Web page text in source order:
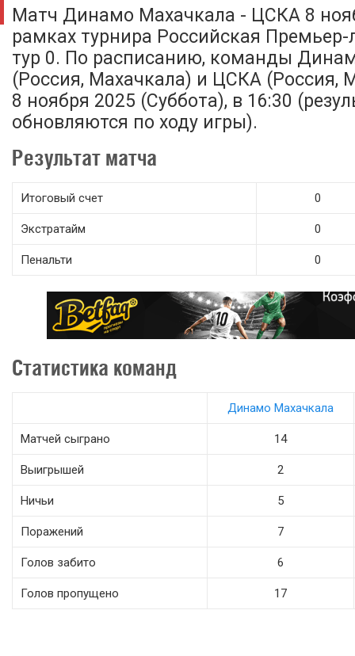
Матч Динамо Махачкала - ЦСКА 8
рамках турнира Российская Премьер-
тур 0. По расписанию, команды
(Россия, Махачкала) и ЦСКА (Россия,
8 ноября 2025 (Суббота), в 16:30
обновляются по ходу игры).
Результат матча
Итоговый счет 0
Экстратайм 0
Пенальти 0
Статистика команд
Динамо Махачкала
Матчей сыграно 14
Выигрышей 2
Ничьи 5
Поражений 7
Голов забито 6
Голов пропущено 17